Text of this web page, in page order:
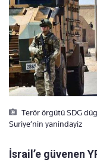
Terör örgütü SDG
Suriye’nin yanindayiz
İsrail’e güvenen